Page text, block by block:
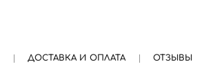
ДОСТАВКА И ОПЛАТА ОТЗЫВЫ